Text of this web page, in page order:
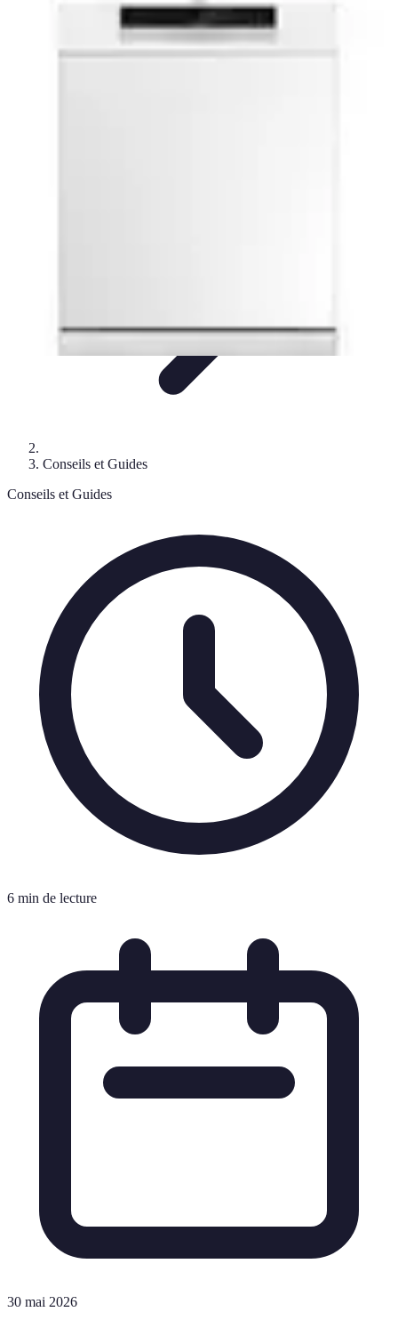
Prestations Funéraires
ConseilsPrévoyance
FunéraireComparaisonOrganisation
Conseils et Guides
Conseils et Guides
6 min de lecture
30 mai 2026